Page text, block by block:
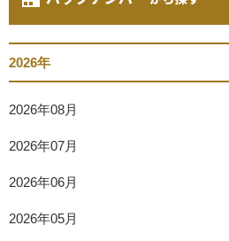
2026年
2026年08月
2026年07月
2026年06月
2026年05月